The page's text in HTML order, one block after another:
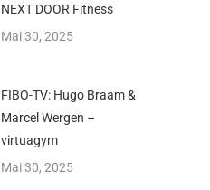
NEXT DOOR Fitness
Mai 30, 2025
FIBO-TV: Hugo Braam &
Marcel Wergen –
virtuagym
Mai 30, 2025